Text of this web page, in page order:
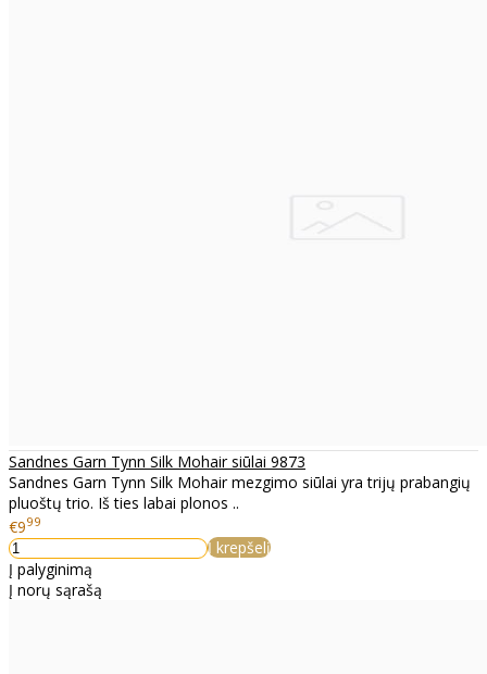
Sandnes Garn Tynn Silk Mohair siūlai 9873
Sandnes Garn Tynn Silk Mohair mezgimo siūlai yra trijų prabangių
pluoštų trio. Iš ties labai plonos ..
€999
Į krepšelį
Į palyginimą
Į norų sąrašą